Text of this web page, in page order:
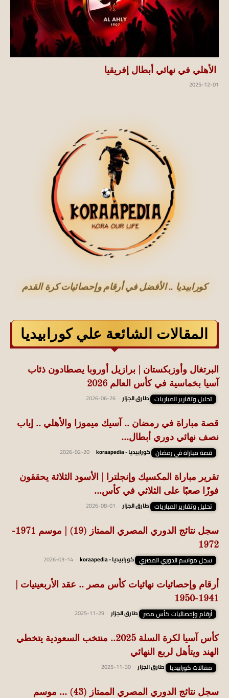
الأهلي في نهائي أبطال إفريقيا
2025-12-01
كورابيديا .. الأفضل في أرقام وإحصائيات كرة القدم
المقالات الشائعة علي كورابيديا
البرتغال وأوزبكستان | برازيل أوروبا يصطادون ذئاب
آسيا بخماسية في كأس العالم 2026
تحليل وتقارير المباريات طارق الجزار 2026-06-26
قصة مباراة في رمضان .. آسيك ميموزا والأهلي .. إياب
نصف نهائي دوري أبطال...
قصة مباراة في رمضان كورابيديا - koraapedia 2026-02-20
تقرير مباراة المكسيك وإنجلترا | الأسود الثلاثة يحققون
فوزًا صعبًا على الثلاثي في كأس...
تحليل وتقارير المباريات طارق الجزار 2026-08-01
سجل نتائج الدوري المصري الممتاز (19) | موسم 1971-
1972
سجل مواسم الدوري المصري كورابيديا - koraapedia 2026-03-14
أرقام وإحصائيات نهائيات كأس مصر .. عقد الأربعينيات |
1941-1950
أرقام وإحصائيات كأس مصر طارق الجزار 2025-11-29
كأس آسيا لكرة السلة 2025.. منتخب السعودية يتخطي
الهند ويتأهل لربع النهائي
مقالات كورابيديا طارق الجزار 2025-11-30
سجل نتائج الدوري المصري الممتاز (43) … موسم